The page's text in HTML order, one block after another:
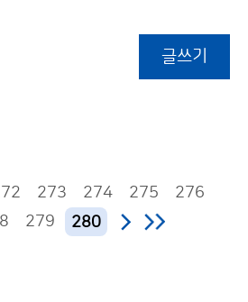
글쓰기
273 274 275
276
279 280